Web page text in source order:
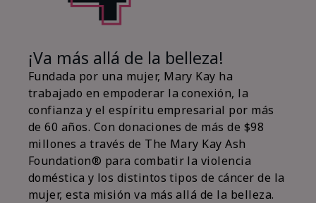
¡Va más allá de la belleza!
Fundada por una mujer, Mary Kay ha
trabajado en empoderar la conexión, la
confianza y el espíritu empresarial por más
de 60 años. Con donaciones de más de $98
millones a través de The Mary Kay Ash
Foundation® para combatir la violencia
doméstica y los distintos tipos de cáncer de la
mujer, esta misión va más allá de la belleza.